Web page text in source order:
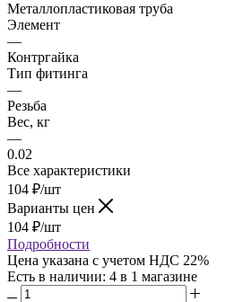
Металлопластиковая труба
Элемент
—
Контргайка
Тип фитинга
—
Резьба
Вес, кг
—
0.02
Все характеристики
104 ₽/шт
Варианты цен
104 ₽/шт
Подробности
Цена указана с учетом НДС 22%
Есть в наличии: 4 в 1 магазине